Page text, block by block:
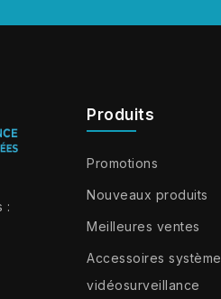
:
Produits
Promotions
Nouveaux produits
Meilleures ventes
Accessoires système
vidéosurveillance